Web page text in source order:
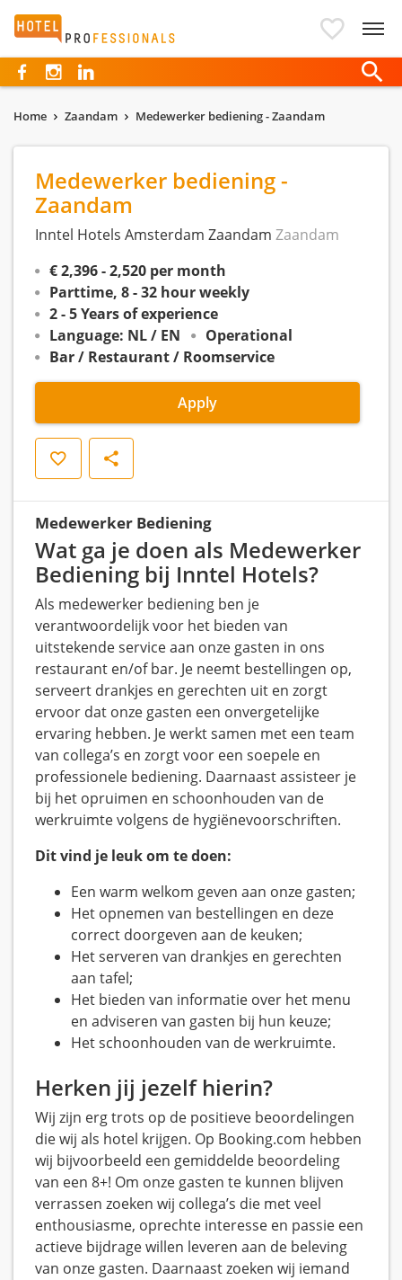
Hotelprofessionals
Home Zaandam Medewerker bediening - Zaandam
Medewerker bediening -
Zaandam
Inntel Hotels Amsterdam Zaandam Zaandam
€ 2,396 - 2,520 per month
Parttime, 8 - 32 hour weekly
2 - 5 Years of experience
Language: NL / EN
Operational
Bar / Restaurant / Roomservice
Apply
Save Share
Medewerker Bediening
Wat ga je doen als Medewerker
Bediening bij Inntel Hotels?
Als medewerker bediening ben je
verantwoordelijk voor het bieden van
uitstekende service aan onze gasten in ons
restaurant en/of bar. Je neemt bestellingen op,
serveert drankjes en gerechten uit en zorgt
ervoor dat onze gasten een onvergetelijke
ervaring hebben. Je werkt samen met een team
van collega’s en zorgt voor een soepele en
professionele bediening. Daarnaast assisteer je
bij het opruimen en schoonhouden van de
werkruimte volgens de hygiënevoorschriften.
Dit vind je leuk om te doen:
Een warm welkom geven aan onze gasten;
Het opnemen van bestellingen en deze
correct doorgeven aan de keuken;
Het serveren van drankjes en gerechten
aan tafel;
Het bieden van informatie over het menu
en adviseren van gasten bij hun keuze;
Het schoonhouden van de werkruimte.
Herken jij jezelf hierin?
Wij zijn erg trots op de positieve beoordelingen
die wij als hotel krijgen. Op Booking.com hebben
wij bijvoorbeeld een gemiddelde beoordeling
van een 8+! Om onze gasten te kunnen blijven
verrassen zoeken wij collega’s die met veel
enthousiasme, oprechte interesse en passie een
actieve bijdrage willen leveren aan de beleving
van onze gasten. Daarnaast zoeken wij iemand